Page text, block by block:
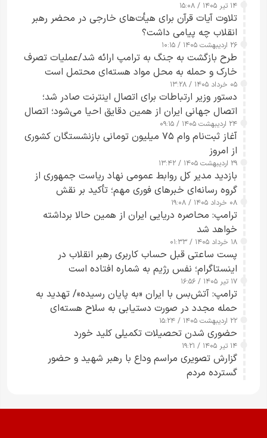
۱۴ تیر ۱۴۰۵ / ۱۵:۰۸
تلاوت آیات قرآن برای هیأت‌های خارجی در محضر رهبر
انقلاب چه پیامی داشت؟
۲۶ اردیبهشت ۱۴۰۵ / ۱۰:۱۵
طرح‌ بازگشت به جنگ به ترامپ ارائه شد/عملیات تصرف
خارک و حمله به محل مواد هسته‌ای محتمل است
۰۵ خرداد ۱۴۰۵ / ۱۳:۲۸
دستور وزیر ارتباطات برای اتصال اینترنت صادر شد؛
اتصال جهانی ایران از همین دقایق احیا می‌شود؛ اتصال
کامل مردم تا ۲۴ ساعت آینده
۲۴ اردیبهشت ۱۴۰۵ / ۰۹:۱۵
آغاز ثبت‌نام وام ۷۵ میلیون تومانی بازنشستگان کشوری
از امروز
۲۹ اردیبهشت ۱۴۰۵ / ۱۳:۴۲
بازدید مدیر کل روابط عمومی نهاد ریاست جمهوری از
گروه رسانه‌ای خبرهای فوری مهم؛ تأکید بر نقش
رسانه‌های هوشمند و مسئول در ارتقای آگاهی عمومی
۰۸ خرداد ۱۴۰۵ / ۱۹:۰۸
ترامپ: محاصره دریایی ایران از همین حالا برداشته
خواهد شد
۱۸ خرداد ۱۴۰۵ / ۰۱:۳۳
پست ساعتی قبل حساب کاربری رهبر انقلاب در
اینستاگرام؛ نفس رژیم به شماره افتاده است​
۱۷ تیر ۱۴۰۵ / ۱۶:۵۶
ترامپ: آتش‌بس با ایران «به پایان رسیده»/ تهدید به
حمله مجدد در صورت دستیابی به سلاح هسته‌ای
۲۲ اردیبهشت ۱۴۰۵ / ۱۵:۲۴
حضوری شدن تحصیلات تکمیلی کلید خورد
۱۴ تیر ۱۴۰۵ / ۱۹:۲۱
گزارش تصویری مراسم وداع با رهبر شهید و حضور
گسترده مردم